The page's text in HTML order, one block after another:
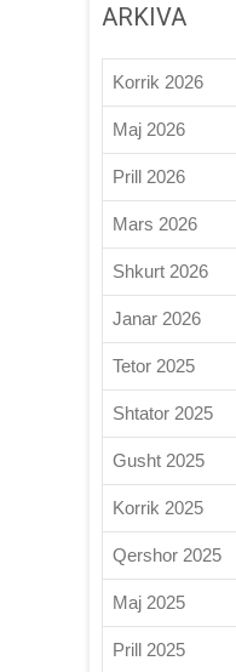
ARKIVA
Korrik 2026
Maj 2026
Prill 2026
Mars 2026
Shkurt 2026
Janar 2026
Tetor 2025
Shtator 2025
Gusht 2025
Korrik 2025
Qershor 2025
Maj 2025
Prill 2025